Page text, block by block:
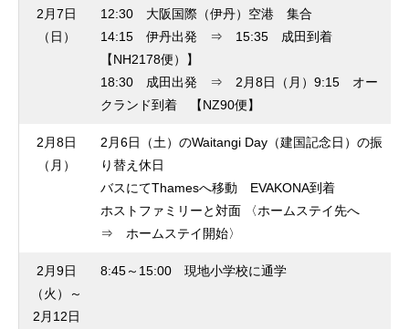
2月7日
（日）
12:30 大阪国際（伊丹）空港 集合
14:15 伊丹出発 ⇒ 15:35 成田到着
【NH2178便）】
18:30 成田出発 ⇒ 2月8日（月）9:15 オー
クランド到着 【NZ90便】
2月8日
（月）
2月6日（土）のWaitangi Day（建国記念日）の振
り替え休日
バスにてThamesへ移動 EVAKONA到着
ホストファミリーと対面 〈ホームステイ先へ
⇒ ホームステイ開始〉
2月9日
（火）～
2月12日
8:45～15:00 現地小学校に通学